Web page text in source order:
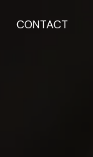
CONTACT